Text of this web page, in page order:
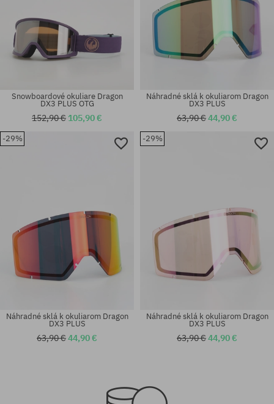
Snowboardové okuliare Dragon
DX3 PLUS OTG
152,90 € 105,90 €
Náhradné sklá k okuliarom Dragon
DX3 PLUS
63,90 €44,90 €
-29%
Náhradné sklá k okuliarom Dragon
DX3 PLUS
63,90 €44,90 €
-29%
Náhradné sklá k okuliarom Dragon
DX3 PLUS
63,90 €44,90 €